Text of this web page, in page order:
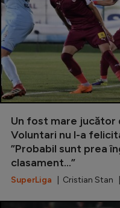
Un fost mare jucător
Voluntari nu l-a
”Probabil sunt prea
clasament...”
SuperLiga | Cristian Stan